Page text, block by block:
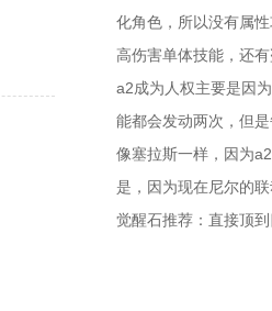
化角色，所以没有属
高伤害单体技能，还
a2成为人权主要是因
能都会发动两次，但
像塞拉斯一样，因为
是，因为现在尼尔的
觉醒石推荐：直接顶